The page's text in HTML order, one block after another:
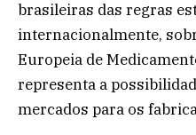
brasileiras das regras
internacionalmente,
Europeia de
representa a
mercados para os